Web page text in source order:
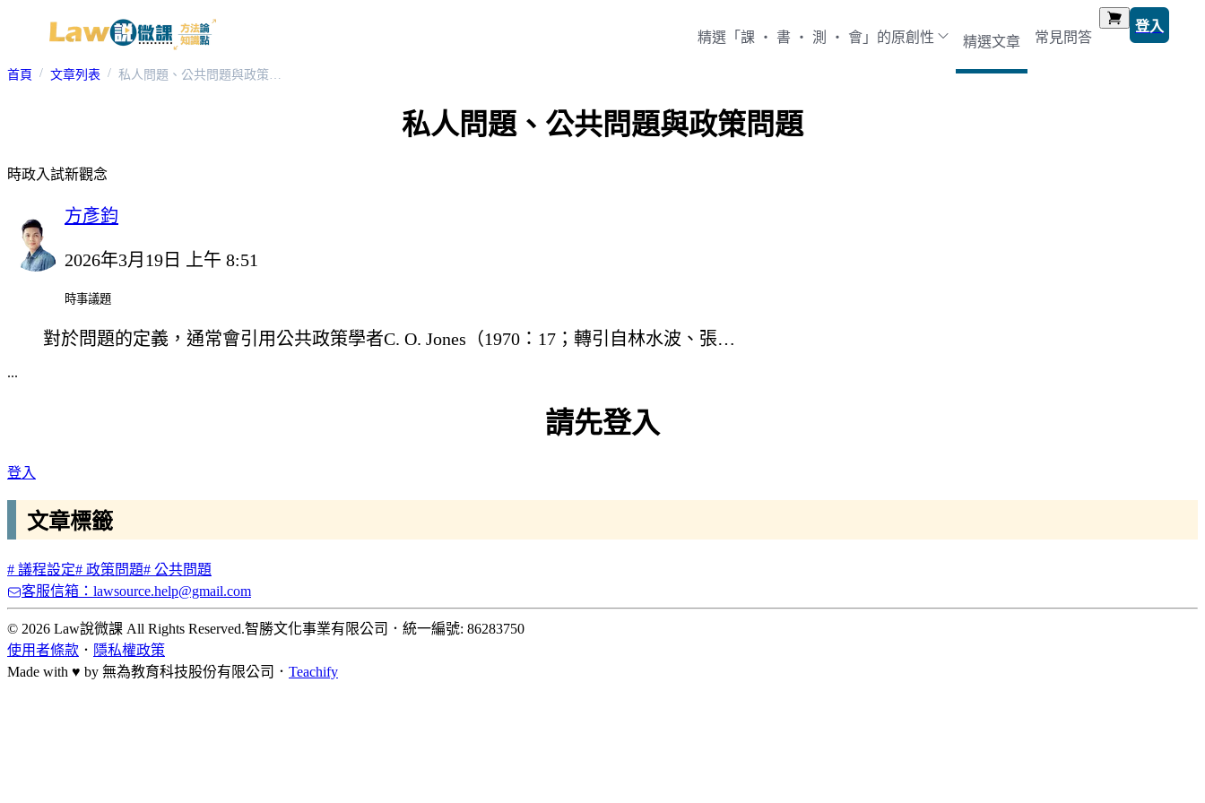
精選「課 ‧ 書 ‧ 測 ‧ 會」的原創性 精選文章 常見問答
登入
首頁 文章列表 私人問題、公共問題與政策問題
私人問題、公共問題與政策問題
時政入試新觀念
方彥鈞
2026年3月19日 上午 8:51
時事議題
對於問題的定義，通常會引用公共政策學者C. O. Jones（1970：17；轉引自林水波、張…
...
請先登入
登入
文章標籤
# 議程設定# 政策問題# 公共問題
客服信箱：lawsource.help@gmail.com
© 2026 Law說微課 All Rights Reserved.智勝文化事業有限公司 ． 統一編號: 86283750
使用者條款 ． 隱私權政策
Made with ♥ by 無為教育科技股份有限公司． Teachify